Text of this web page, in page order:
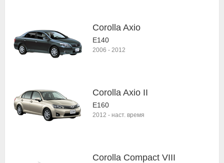
Corolla Axio
E140
2006 - 2012
Corolla Axio II
E160
2012 - наст. время
Corolla Compact VIII